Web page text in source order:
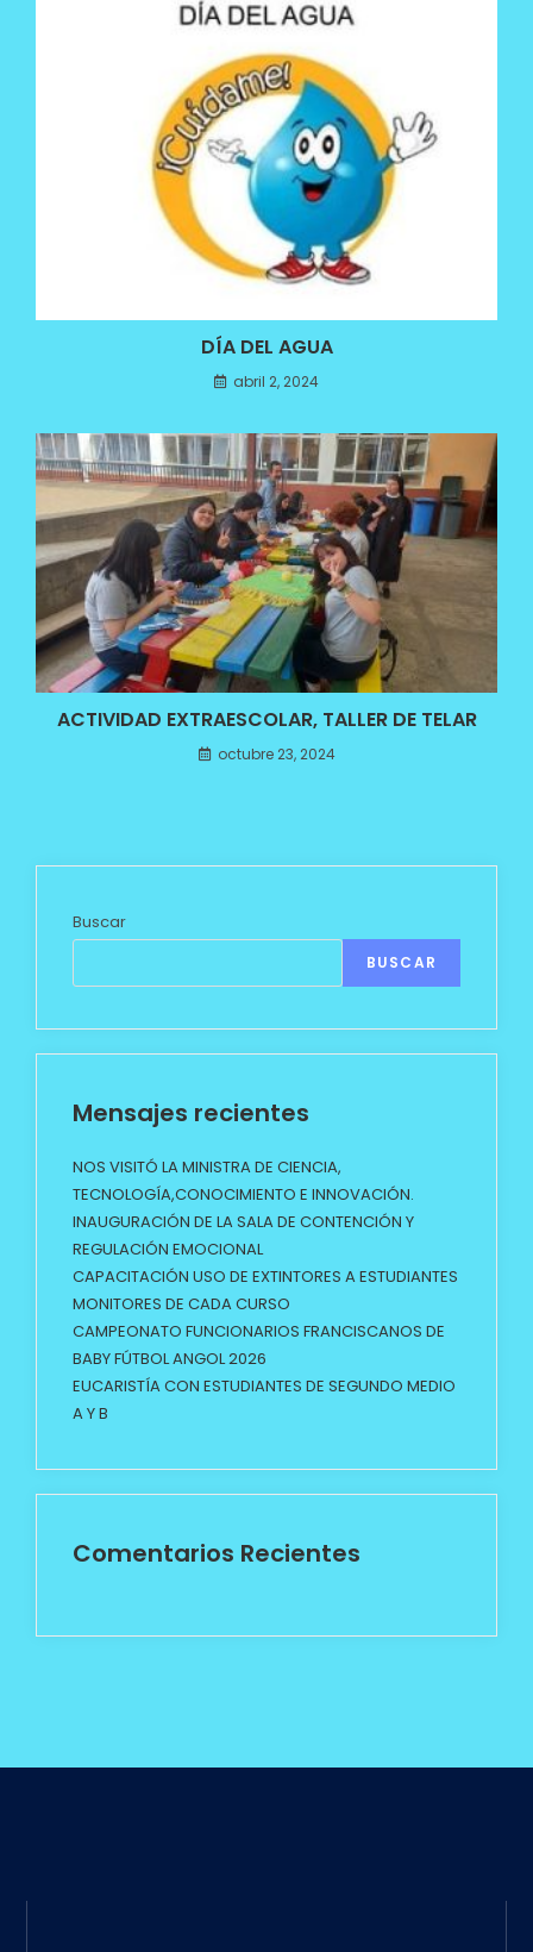
DÍA DEL AGUA
abril 2, 2024
ACTIVIDAD EXTRAESCOLAR, TALLER DE TELAR
octubre 23, 2024
Buscar
BUSCAR
Mensajes recientes
NOS VISITÓ LA MINISTRA DE CIENCIA,
TECNOLOGÍA,CONOCIMIENTO E INNOVACIÓN.
INAUGURACIÓN DE LA SALA DE CONTENCIÓN Y
REGULACIÓN EMOCIONAL
CAPACITACIÓN USO DE EXTINTORES A ESTUDIANTES
MONITORES DE CADA CURSO
CAMPEONATO FUNCIONARIOS FRANCISCANOS DE
BABY FÚTBOL ANGOL 2026
EUCARISTÍA CON ESTUDIANTES DE SEGUNDO MEDIO
A Y B
Comentarios Recientes